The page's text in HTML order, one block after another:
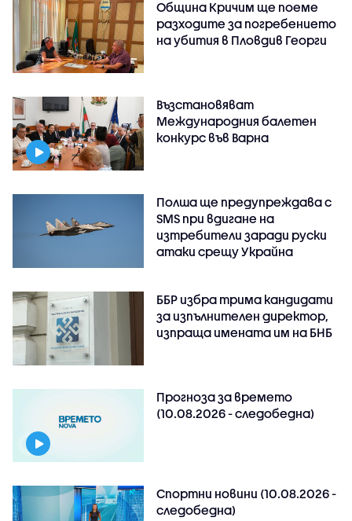
Община Кричим ще поеме
разходите за погребението
на убития в Пловдив Георги
Възстановяват
Международния балетен
конкурс във Варна
Полша ще предупреждава с
SMS при вдигане на
изтребители заради руски
атаки срещу Украйна
ББР избра трима кандидати
за изпълнителен директор,
изпраща имената им на БНБ
Прогноза за времето
(10.08.2026 - следобедна)
Спортни новини (10.08.2026 -
следобедна)